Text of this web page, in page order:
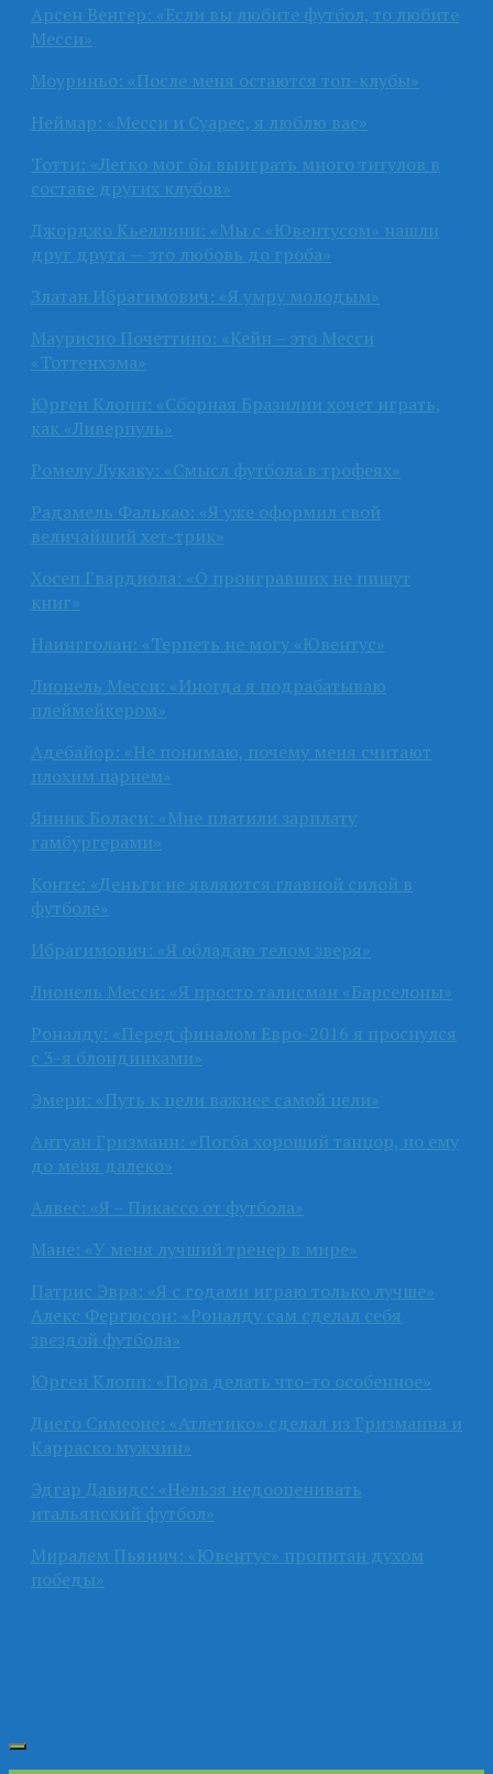
Арсен Венгер: «Если вы любите футбол, то любите
Месси»
Моуриньо: «После меня остаются топ-клубы»
Неймар: «Месси и Суарес, я люблю вас»
Тотти: «Легко мог бы выиграть много титулов в
составе других клубов»
Джорджо Кьеллини: «Мы с «Ювентусом» нашли
друг друга — это любовь до гроба»
Златан Ибрагимович: «Я умру молодым»
Маурисио Почеттино: «Кейн – это Месси
«Тоттенхэма»
Юрген Клопп: «Сборная Бразилии хочет играть,
как «Ливерпуль»
Ромелу Лукаку: «Смысл футбола в трофеях»
Радамель Фалькао: «Я уже оформил свой
величайший хет-трик»
Хосеп Гвардиола: «О проигравших не пишут
книг»
Наингголан: «Терпеть не могу «Ювентус»
Лионель Месси: «Иногда я подрабатываю
плеймейкером»
Адебайор: «Не понимаю, почему меня считают
плохим парнем»
Янник Боласи: «Мне платили зарплату
гамбургерами»
Конте: «Деньги не являются главной силой в
футболе»
Ибрагимович: «Я обладаю телом зверя»
Лионель Месси: «Я просто талисман «Барселоны»
Роналду: «Перед финалом Евро-2016 я проснулся
с 3-я блондинками»
Эмери: «Путь к цели важнее самой цели»
Антуан Гризманн: «Погба хороший танцор, но ему
до меня далеко»
Алвес: «Я – Пикассо от футбола»
Мане: «У меня лучший тренер в мире»
Патрис Эвра: «Я с годами играю только лучше»
Алекс Фергюсон: «Роналду сам сделал себя
звездой футбола»
Юрген Клопп: «Пора делать что-то особенное»
Диего Симеоне: «Атлетико» сделал из Гризманна и
Карраско мужчин»
Эдгар Давидс: «Нельзя недооценивать
итальянский футбол»
Миралем Пьянич: «Ювентус» пропитан духом
победы»